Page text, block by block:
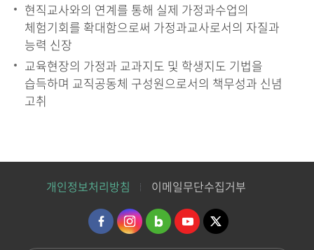
현직교사와의 연계를 통해 실제 가정과수업의
체험기회를 확대함으로써 가정과교사로서의 자질과
능력 신장
교육현장의 가정과 교과지도 및 학생지도 기법을
습득하며 교직공동체 구성원으로서의 책무성과 신념
고취
개인정보처리방침 이메일무단수집거부